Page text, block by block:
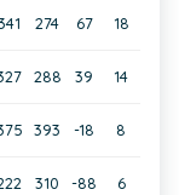
274 67 18
288 39 14
393 -18 8
310 -88 6